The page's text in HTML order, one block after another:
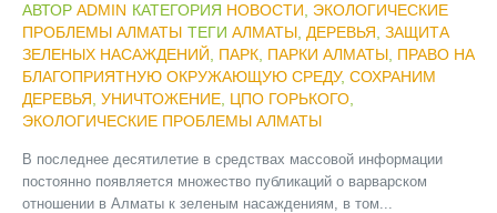
АВТОР ADMIN КАТЕГОРИЯ НОВОСТИ
ЭКОЛОГИЧЕСКИЕ
ПРОБЛЕМЫ АЛМАТЫ ТЕГИ АЛМАТЫ ДЕРЕВЬЯ ЗАЩИТА
ЗЕЛЕНЫХ НАСАЖДЕНИЙ
ПАРК ПАРКИ АЛМАТЫ ПРАВО НА
БЛАГОПРИЯТНУЮ ОКРУЖАЮЩУЮ СРЕДУ, СОХРАНИМ
ДЕРЕВЬЯ УНИЧТОЖЕНИЕ ЦПО ГОРЬКОГО
ЭКОЛОГИЧЕСКИЕ ПРОБЛЕМЫ АЛМАТЫ
В последнее десятилетие в средствах массовой информации
постоянно появляется множество публикаций о варварском
отношении в Алматы к зеленым насаждениям, в том...